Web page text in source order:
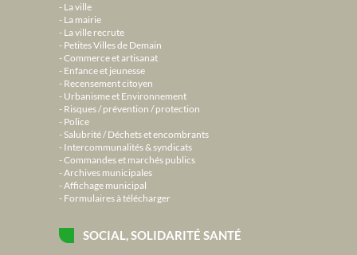
La ville
La mairie
La ville recrute
Petites Villes de Demain
Commerce et artisanat
Enfance et jeunesse
Recensement citoyen
Urbanisme et Environnement
Risques / prévention / protection
Police
Salubrité / Déchets et encombrants
Intercommunalités & syndicats
Commandes et marchés publics
Archives municipales
Affichage municipal
Formulaires à télécharger
SOCIAL, SOLIDARITÉ SANTÉ